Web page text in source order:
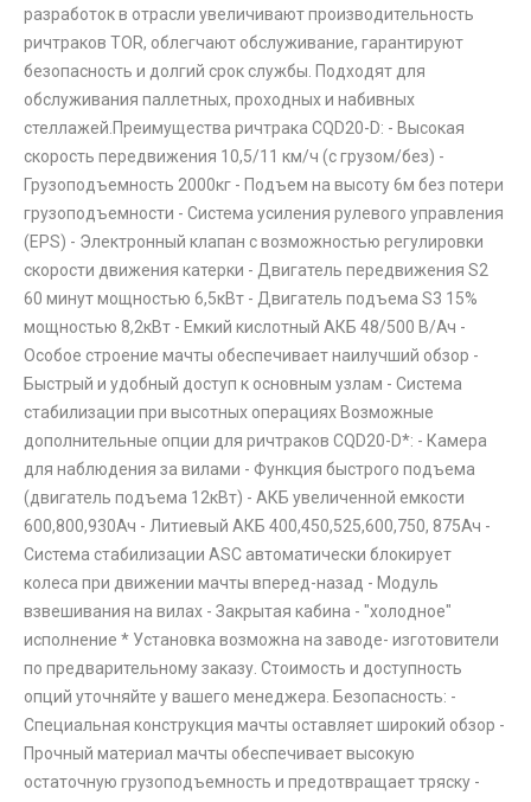
разработок в отрасли увеличивают производительность
ричтраков ТОR, облегчают обслуживание, гарантируют
безопасность и долгий срок службы. Подходят для
обслуживания паллетных, проходных и набивных
стеллажей.Преимущества ричтрака CQD20-D: - Высокая
скорость передвижения 10,5/11 км/ч (с грузом/без) -
Грузоподъемность 2000кг - Подъем на высоту 6м без потери
грузоподъемности - Система усиления рулевого управления
(EPS) - Электронный клапан с возможностью регулировки
скорости движения катерки - Двигатель передвижения S2
60 минут мощностью 6,5кВт - Двигатель подъема S3 15%
мощностью 8,2кВт - Емкий кислотный АКБ 48/500 В/Ач -
Особое строение мачты обеспечивает наилучший обзор -
Быстрый и удобный доступ к основным узлам - Система
стабилизации при высотных операциях Возможные
дополнительные опции для ричтраков CQD20-D*: - Камера
для наблюдения за вилами - Функция быстрого подъема
(двигатель подъема 12кВт) - АКБ увеличенной емкости
600,800,930Ач - Литиевый АКБ 400,450,525,600,750, 875Ач -
Система стабилизации ASC автоматически блокирует
колеса при движении мачты вперед-назад - Модуль
взвешивания на вилах - Закрытая кабина - "холодное"
исполнение * Установка возможна на заводе- изготовители
по предварительному заказу. Стоимость и доступность
опций уточняйте у вашего менеджера. Безопасность: -
Специальная конструкция мачты оставляет широкий обзор -
Прочный материал мачты обеспечивает высокую
остаточную грузоподъемность и предотвращает тряску -